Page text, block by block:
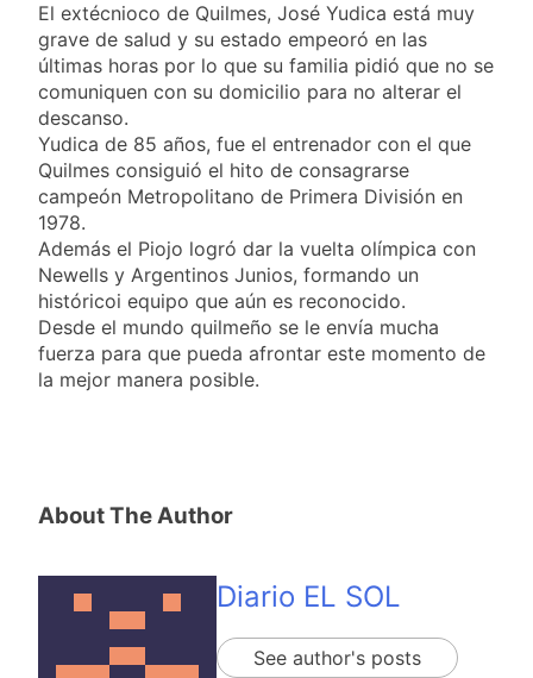
El extécnioco de Quilmes, José Yudica está muy
grave de salud y su estado empeoró en las
últimas horas por lo que su familia pidió que no se
comuniquen con su domicilio para no alterar el
descanso.
Yudica de 85 años, fue el entrenador con el que
Quilmes consiguió el hito de consagrarse
campeón Metropolitano de Primera División en
1978.
Además el Piojo logró dar la vuelta olímpica con
Newells y Argentinos Junios, formando un
históricoi equipo que aún es reconocido.
Desde el mundo quilmeño se le envía mucha
fuerza para que pueda afrontar este momento de
la mejor manera posible.
About The Author
Diario EL SOL
See author's posts